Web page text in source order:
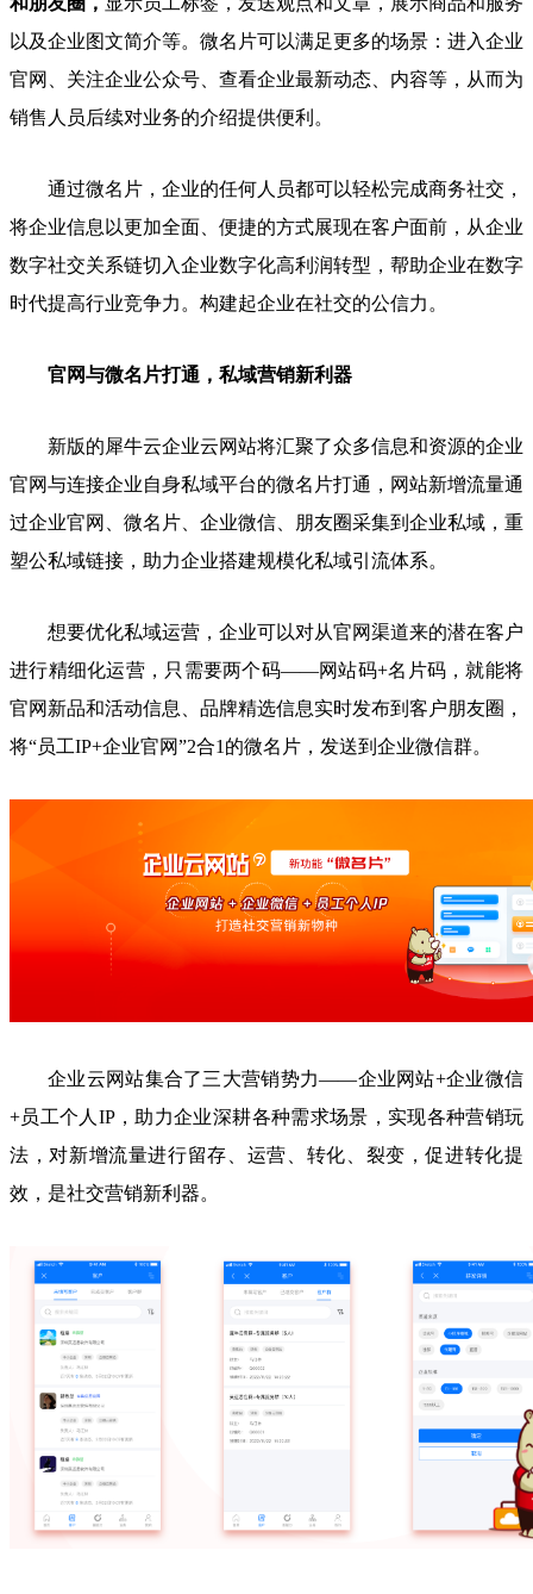
以及企业图文简介等。微名片可以满足更多的场景：进入企业
官网、关注企业公众号、查看企业最新动态、内容等，从而为
销售人员后续对业务的介绍提供便利。
通过微名片，企业的任何人员都可以轻松完成商务社交，
将企业信息以更加全面、便捷的方式展现在客户面前，从企业
数字社交关系链切入企业数字化高利润转型，帮助企业在数字
时代提高行业竞争力。构建起企业在社交的公信力。
官网与微名片打通，私域营销新利器
新版的犀牛云企业云网站将汇聚了众多信息和资源的企业
官网与连接企业自身私域平台的微名片打通，网站新增流量通
过企业官网、微名片、企业微信、朋友圈采集到企业私域，重
塑公私域链接，助力企业搭建规模化私域引流体系。
想要优化私域运营，企业可以对从官网渠道来的潜在客户
进行精细化运营，只需要两个码——网站码+名片码，就能将
官网新品和活动信息、品牌精选信息实时发布到客户朋友圈，
将“员工IP+企业官网”2合1的微名片，发送到企业微信群。
企业云网站集合了三大营销势力——企业网站+企业微信
+员工个人IP，助力企业深耕各种需求场景，实现各种营销玩
法，对新增流量进行留存、运营、转化、裂变，促进转化提
效，是社交营销新利器。